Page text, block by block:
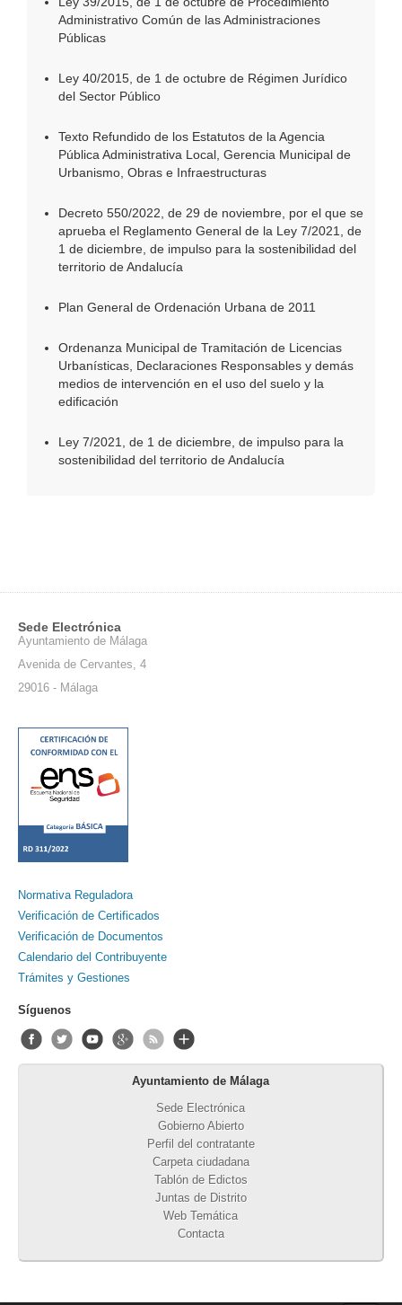
Administrativo Común de las Administraciones
Públicas
Ley 40/2015, de 1 de octubre de Régimen Jurídico
del Sector Público
Texto Refundido de los Estatutos de la Agencia
Pública Administrativa Local, Gerencia Municipal de
Urbanismo, Obras e Infraestructuras
Decreto 550/2022, de 29 de noviembre, por el que se
aprueba el Reglamento General de la Ley 7/2021, de
1 de diciembre, de impulso para la sostenibilidad del
territorio de Andalucía
Plan General de Ordenación Urbana de 2011
Ordenanza Municipal de Tramitación de Licencias
Urbanísticas, Declaraciones Responsables y demás
medios de intervención en el uso del suelo y la
edificación
Ley 7/2021, de 1 de diciembre, de impulso para la
sostenibilidad del territorio de Andalucía
Sede Electrónica
Ayuntamiento de Málaga
Avenida de Cervantes, 4
29016 - Málaga
Normativa Reguladora
Verificación de Certificados
Verificación de Documentos
Calendario del Contribuyente
Trámites y Gestiones
Síguenos
Ayuntamiento de Málaga
Sede Electrónica
Gobierno Abierto
Perfil del contratante
Carpeta ciudadana
Tablón de Edictos
Juntas de Distrito
Web Temática
Contacta